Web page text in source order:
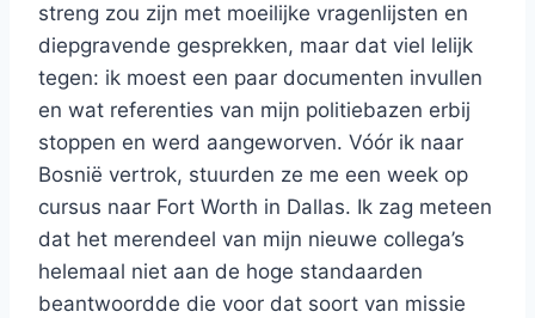
streng zou zijn met moeilijke vragenlijsten en
diepgravende gesprekken, maar dat viel lelijk
tegen: ik moest een paar documenten invullen
en wat referenties van mijn politiebazen erbij
stoppen en werd aangeworven. Vóór ik naar
Bosnië vertrok, stuurden ze me een week op
cursus naar Fort Worth in Dallas. Ik zag meteen
dat het merendeel van mijn nieuwe collega’s
helemaal niet aan de hoge standaarden
beantwoordde die voor dat soort van missie